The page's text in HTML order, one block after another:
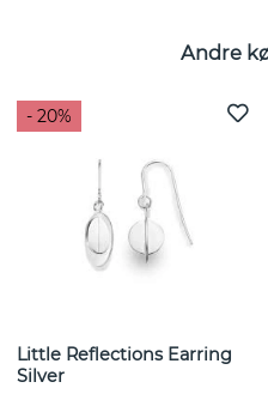
Andre
- 20%
Little Reflections Earring
Silver